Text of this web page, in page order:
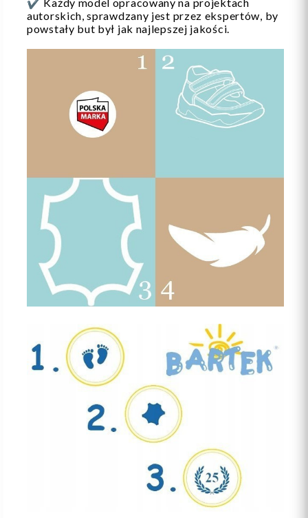
✔️ Każdy model opracowany na projektach
autorskich, sprawdzany jest przez ekspertów, by
powstały but był jak najlepszej jakości.